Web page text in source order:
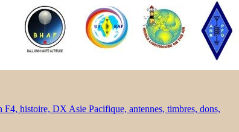
F4, histoire, DX Asie Pacifique, antennes, timbres, dons,